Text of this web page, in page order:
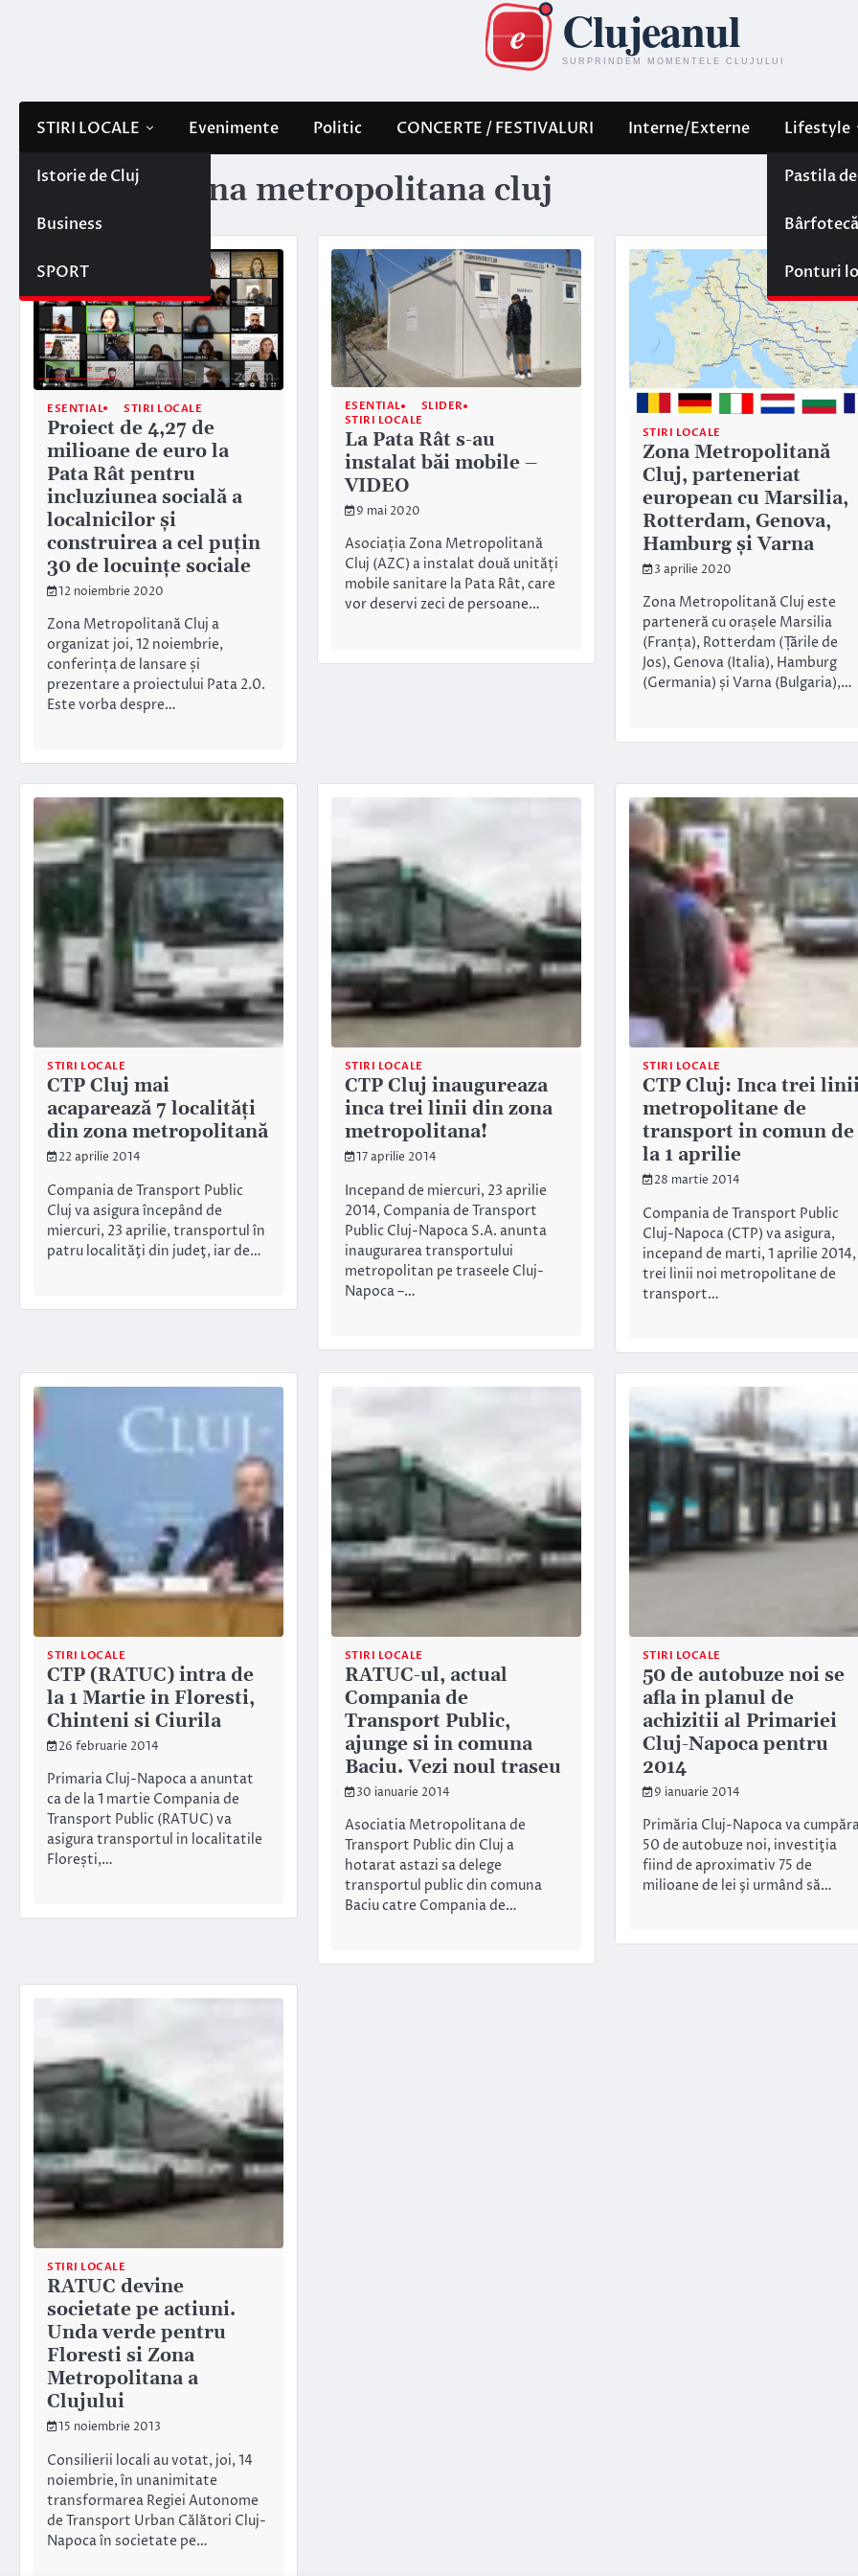
STIRI LOCALE
Istorie de Cluj
Business
SPORT
Evenimente Politic CONCERTE / FESTIVALURI Interne/Externe Lifestyle
Pastila
Bârfotecă
Ponturi
Etichetă: zona metropolitana cluj
ESENTIAL STIRI LOCALE
Proiect de 4,27 de
milioane de euro la
Pata Rât pentru
incluziunea socială a
localnicilor și
construirea a cel puțin
30 de locuințe sociale
12 noiembrie 2020
Zona Metropolitană Cluj a
organizat joi, 12 noiembrie,
conferința de lansare și
prezentare a proiectului Pata 2.0.
Este vorba despre…
ESENTIAL
SLIDER
STIRI LOCALE
La Pata Rât s-au
instalat băi mobile –
VIDEO
9 mai 2020
Asociația Zona Metropolitană
Cluj (AZC) a instalat două unități
mobile sanitare la Pata Rât, care
vor deservi zeci de persoane…
STIRI LOCALE
Zona Metropolitană
Cluj, parteneriat
european cu Marsilia,
Rotterdam, Genova,
Hamburg și Varna
3 aprilie 2020
Zona Metropolitană Cluj este
parteneră cu orașele Marsilia
(Franța), Rotterdam (Țările de
Jos), Genova (Italia), Hamburg
(Germania) și Varna (Bulgaria),…
STIRI LOCALE
CTP Cluj mai
acaparează 7 localităţi
din zona metropolitană
22 aprilie 2014
Compania de Transport Public
Cluj va asigura începând de
miercuri, 23 aprilie, transportul în
patru localităţi din judeţ, iar de…
STIRI LOCALE
CTP Cluj inaugureaza
inca trei linii din zona
metropolitana!
17 aprilie 2014
Incepand de miercuri, 23 aprilie
2014, Compania de Transport
Public Cluj-Napoca S.A. anunta
inaugurarea transportului
metropolitan pe traseele Cluj-
Napoca –…
STIRI LOCALE
CTP Cluj: Inca trei
metropolitane de
transport in comun de
la 1 aprilie
28 martie 2014
Compania de Transport Public
Cluj-Napoca (CTP) va asigura,
incepand de marti, 1 aprilie 2014,
trei linii noi metropolitane de
transport…
STIRI LOCALE
CTP (RATUC) intra de
la 1 Martie in Floresti,
Chinteni si Ciurila
26 februarie 2014
Primaria Cluj-Napoca a anuntat
ca de la 1 martie Compania de
Transport Public (RATUC) va
asigura transportul in localitatile
Florești,…
STIRI LOCALE
RATUC-ul, actual
Compania de
Transport Public,
ajunge si in comuna
Baciu. Vezi noul traseu
30 ianuarie 2014
Asociatia Metropolitana de
Transport Public din Cluj a
hotarat astazi sa delege
transportul public din comuna
Baciu catre Compania de…
STIRI LOCALE
50 de autobuze noi se
afla in planul de
achizitii al Primariei
Cluj-Napoca pentru
2014
9 ianuarie 2014
Primăria Cluj-Napoca va
50 de autobuze noi, investiţia
fiind de aproximativ 75 de
milioane de lei şi urmând să…
STIRI LOCALE
RATUC devine
societate pe actiuni.
Unda verde pentru
Floresti si Zona
Metropolitana a
Clujului
15 noiembrie 2013
Consilierii locali au votat, joi, 14
noiembrie, în unanimitate
transformarea Regiei Autonome
de Transport Urban Călători Cluj-
Napoca în societate pe…